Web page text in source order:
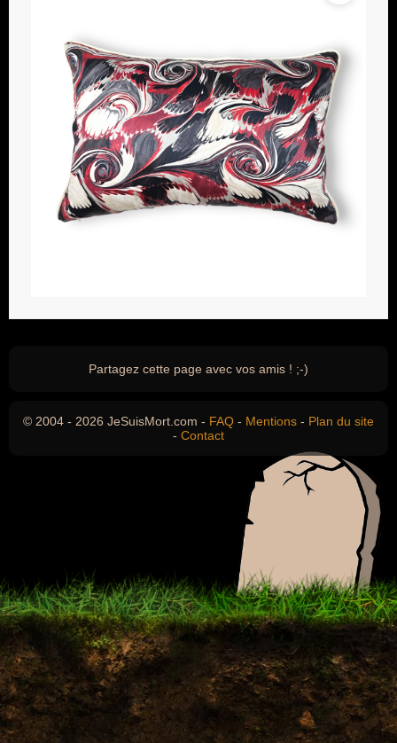
Partagez cette page avec vos amis ! ;-)
© 2004 - 2026 JeSuisMort.com - FAQ - Mentions - Plan du site
- Contact